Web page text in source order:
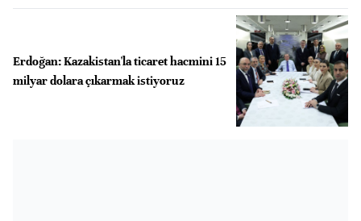
Erdoğan: Kazakistan'la ticaret hacmini 15
milyar dolara çıkarmak istiyoruz